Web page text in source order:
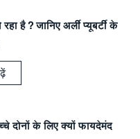
है? जानिए अर्ली प्यूबर्टी के
दोनों के लिए क्यों फायदेमंद